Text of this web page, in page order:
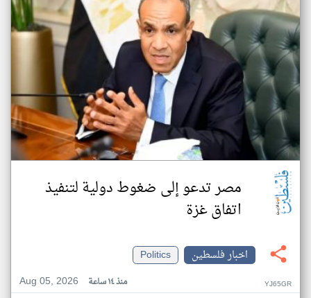
مصر تدعو إلى ضغوط دولية لتنفيذ
اتفاق غزة
اخبار فلسطين
Politics
Aug 05, 2026
منذ ١٤ ساعة YJ65GR